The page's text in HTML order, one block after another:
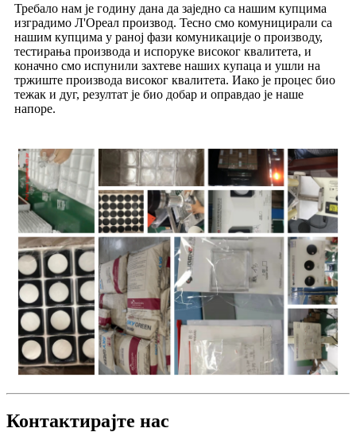
Требало нам је годину дана да заједно са нашим купцима
изградимо Л'Ореал производ. Тесно смо комуницирали са
нашим купцима у раној фази комуникације о производу,
тестирања производа и испоруке високог квалитета, и
коначно смо испунили захтеве наших купаца и ушли на
тржиште производа високог квалитета. Иако је процес био
тежак и дуг, резултат је био добар и оправдао је наше
напоре.
Контактирајте нас